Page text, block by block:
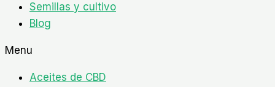
Semillas y cultivo
Blog
Menu
Aceites de CBD